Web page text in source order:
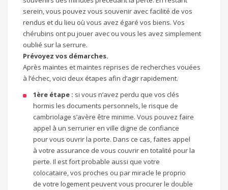
serein, vous pouvez vous souvenir avec facilité de vos
rendus et du lieu où vous avez égaré vos biens. Vos
chérubins ont pu jouer avec ou vous les avez simplement
oublié sur la serrure.
Prévoyez vos démarches.
Après maintes et maintes reprises de recherches vouées
à l’échec, voici deux étapes afin d’agir rapidement.
1ère étape : si vous n’avez perdu que vos clés
hormis les documents personnels, le risque de
cambriolage s’avère être minime. Vous pouvez faire
appel à un serrurier en ville digne de confiance
pour vous ouvrir la porte. Dans ce cas, faites appel
à votre assurance de vous couvrir en totalité pour la
perte. Il est fort probable aussi que votre
colocataire, vos proches ou par miracle le proprio
de votre logement peuvent vous procurer le double